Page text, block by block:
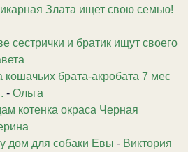
Злата ищет свою семью!
сестрички и братик ищут своего
кошачьих брата-акробата 7 мес
- Ольга
котенка окраса Черная
дом для собаки Евы - Виктория